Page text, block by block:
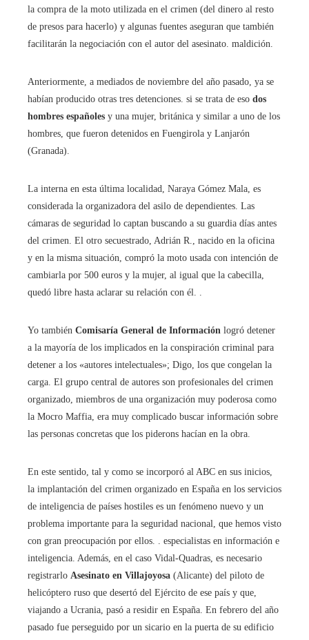
la compra de la moto utilizada en el crimen (del dinero al resto
de presos para hacerlo) y algunas fuentes aseguran que también
facilitarán la negociación con el autor del asesinato. maldición.
Anteriormente, a mediados de noviembre del año pasado, ya se
habían producido otras tres detenciones. si se trata de eso dos
hombres españoles y una mujer, británica y similar a uno de los
hombres, que fueron detenidos en Fuengirola y Lanjarón
(Granada).
La interna en esta última localidad, Naraya Gómez Mala, es
considerada la organizadora del asilo de dependientes. Las
cámaras de seguridad lo captan buscando a su guardia días antes
del crimen. El otro secuestrado, Adrián R., nacido en la oficina
y en la misma situación, compró la moto usada con intención de
cambiarla por 500 euros y la mujer, al igual que la cabecilla,
quedó libre hasta aclarar su relación con él. .
Yo también Comisaría General de Información logró detener
a la mayoría de los implicados en la conspiración criminal para
detener a los «autores intelectuales»; Digo, los que congelan la
carga. El grupo central de autores son profesionales del crimen
organizado, miembros de una organización muy poderosa como
la Mocro Maffia, era muy complicado buscar información sobre
las personas concretas que los piderons hacían en la obra.
En este sentido, tal y como se incorporó al ABC en sus inicios,
la implantación del crimen organizado en España en los servicios
de inteligencia de países hostiles es un fenómeno nuevo y un
problema importante para la seguridad nacional, que hemos visto
con gran preocupación por ellos. . especialistas en información e
inteligencia. Además, en el caso Vidal-Quadras, es necesario
registrarlo Asesinato en Villajoyosa (Alicante) del piloto de
helicóptero ruso que desertó del Ejército de ese país y que,
viajando a Ucrania, pasó a residir en España. En febrero del año
pasado fue perseguido por un sicario en la puerta de su edificio